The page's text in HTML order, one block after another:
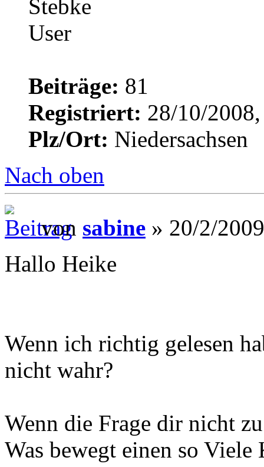
Beiträge: 81
Registriert: 28/10/
Plz/Ort: Niedersachsen
Nach oben
von sabine » 20/2/
Hallo Heike
Wenn ich richtig gelesen
nicht wahr?
Wenn die Frage dir nicht
Was bewegt einen so